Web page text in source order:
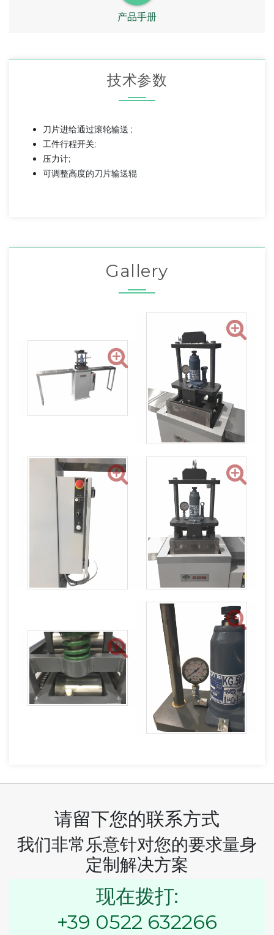
产品手册
技术参数
刀片进给通过滚轮输送 ;
工件行程开关;
压力计;
可调整高度的刀片输送辊
Gallery
请留下您的联系方式
我们非常乐意针对您的要求量身
定制解决方案
现在拨打:
+39 0522 632266